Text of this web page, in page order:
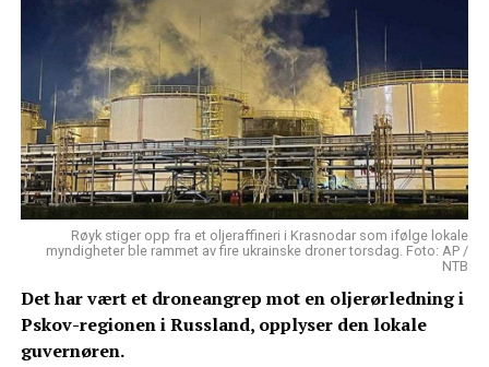
Røyk stiger opp fra et oljeraffineri i Krasnodar som ifølge lokale
myndigheter ble rammet av fire ukrainske droner torsdag. Foto: AP /
NTB
Det har vært et droneangrep mot en oljerørledning i
Pskov-regionen i Russland, opplyser den lokale
guvernøren.